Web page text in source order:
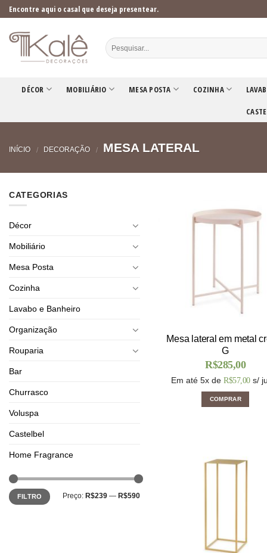
Skip
to
content
Encontre aqui o casal que deseja presentear.
DÉCOR MOBILIÁRIO MESA POSTA COZINHA
INÍCIO / DECORAÇÃO / MESA LATERAL
CATEGORIAS
Décor
Mobiliário
Mesa Posta
Cozinha
Lavabo e Banheiro
Organização
Rouparia
Bar
Churrasco
Voluspa
Castelbel
Home Fragrance
FILTRO Preço: R$239 — R$590
Mesa lateral em metal
G
R$285,00
Em até 5x de R$57,00 s/
COMPRAR